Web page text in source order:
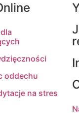
oddechu
na stres